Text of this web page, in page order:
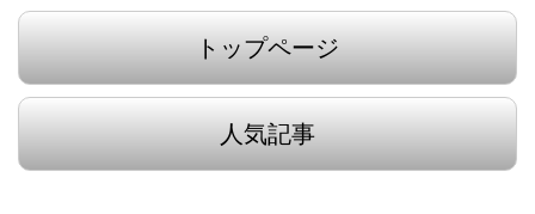
トップページ
人気記事